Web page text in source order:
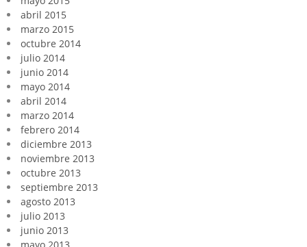
abril 2015
marzo 2015
octubre 2014
julio 2014
junio 2014
mayo 2014
abril 2014
marzo 2014
febrero 2014
diciembre 2013
noviembre 2013
octubre 2013
septiembre 2013
agosto 2013
julio 2013
junio 2013